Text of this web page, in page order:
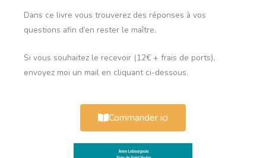
Dans ce livre vous trouverez des réponses à vos
questions afin d’en rester le maître.
Si vous souhaitez le recevoir (12€ + frais de ports),
envoyez moi un mail en cliquant ci-dessous.
Commander ici